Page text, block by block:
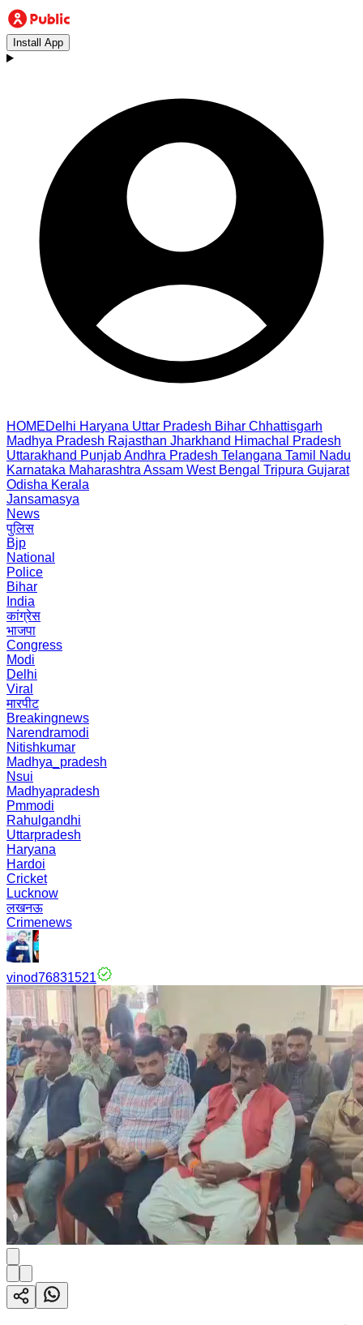
Install App
HOMEDelhi Haryana Uttar Pradesh Bihar Chhattisgarh
Madhya Pradesh Rajasthan Jharkhand Himachal Pradesh
Uttarakhand PunjabAndhra Pradesh Telangana Tamil Nadu
Karnataka Maharashtra Assam West Bengal Tripura Gujarat
Odisha Kerala
Jansamasya
News
पुलिस
Bjp
National
Police
Bihar
India
कांग्रेस
भाजपा
Congress
Modi
Delhi
Viral
मारपीट
Breakingnews
Narendramodi
Nitishkumar
Madhya_pradesh
Nsui
Madhyapradesh
Pmmodi
Rahulgandhi
Uttarpradesh
Haryana
Hardoi
Cricket
Lucknow
लखनऊ
Crimenews
vinod76831521